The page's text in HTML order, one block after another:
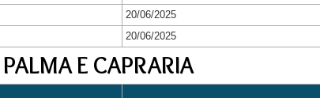
20/06/2025
20/06/2025
E CAPRARIA